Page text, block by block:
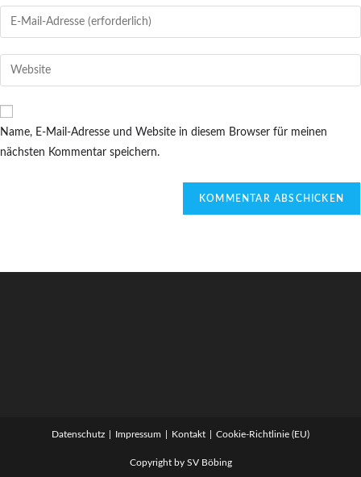
Namen
oder
zum
Kommentieren
ein
Gib
deine
E-
Mail-
zum
Kommentieren
ein
Gib
deine
Website-
Name, E-Mail-Adresse und Website in diesem Browser für meinen
nächsten Kommentar speichern.
Datenschutz Impressum Kontakt Cookie-Richtlinie (EU)
Copyright by SV Böbing